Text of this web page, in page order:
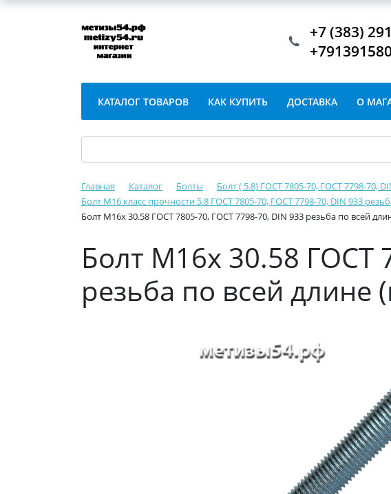
+7 (383)
КАТАЛОГ ТОВАРОВ КАК КУПИТЬ ДОСТАВКА О
Главная Каталог Болты
Болт ( 5.8) ГОСТ 7805-70, ГОСТ 7798-70,
Болт М16 класс прочности 5.8 ГОСТ 7805-70, ГОСТ 7798-70, DIN 933
Болт М16х 30.58 ГОСТ 7805-70, ГОСТ 7798-70, DIN 933 резьба по всей
Болт М16х 30.58 ГОСТ
резьба по всей